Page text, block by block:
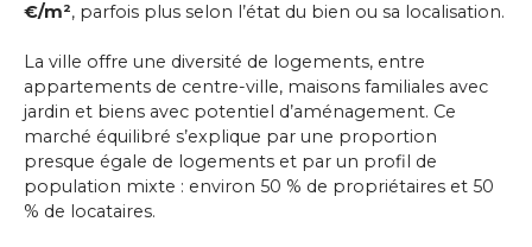
€/m², parfois plus selon l’état du bien ou sa localisation.
La ville offre une diversité de logements, entre
appartements de centre-ville, maisons familiales avec
jardin et biens avec potentiel d’aménagement. Ce
marché équilibré s’explique par une proportion
presque égale de logements et par un profil de
population mixte : environ 50 % de propriétaires et 50
% de locataires.